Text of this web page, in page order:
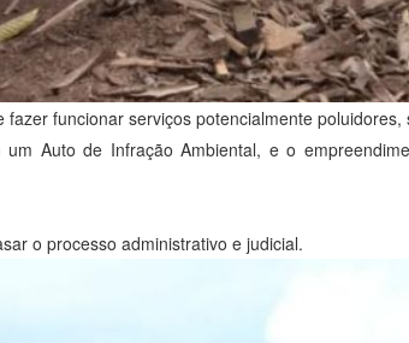
funcionar serviços potencialmente
Auto de Infração Ambiental, e o
o processo administrativo e judicial.